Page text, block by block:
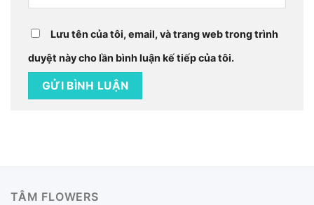
Lưu tên của tôi, email, và trang web trong trình
duyệt này cho lần bình luận kế tiếp của tôi.
TÂM FLOWERS